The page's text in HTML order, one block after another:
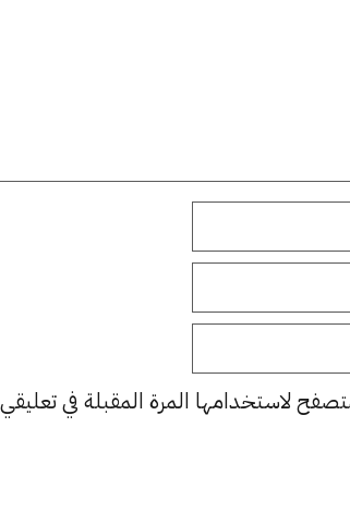
لاستخدامها المرة المقبلة في